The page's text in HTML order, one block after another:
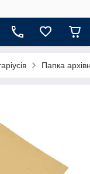
Папка